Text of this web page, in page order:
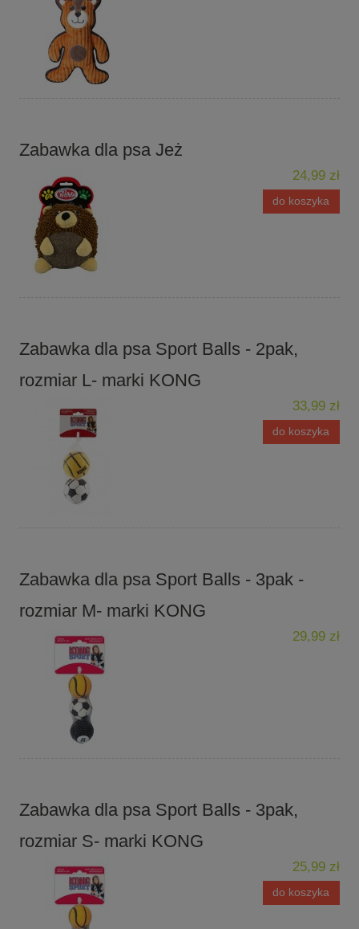
Zabawka dla psa Jeż
24,99 zł
do koszyka
Zabawka dla psa Sport Balls - 2pak,
rozmiar L- marki KONG
33,99 zł
do koszyka
Zabawka dla psa Sport Balls - 3pak -
rozmiar M- marki KONG
29,99 zł
Zabawka dla psa Sport Balls - 3pak,
rozmiar S- marki KONG
25,99 zł
do koszyka